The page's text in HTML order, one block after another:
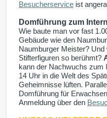
Besucherservice ist
Domführung zum
Wie baute man vor fast
Gebäude wie den
Naumburger Meister?
Stifterfiguren so berühmt?
kann der Nachwuchs zum
14 Uhr in die Welt des
Geheimnisse lüften.
Domführung für
Anmeldung über den